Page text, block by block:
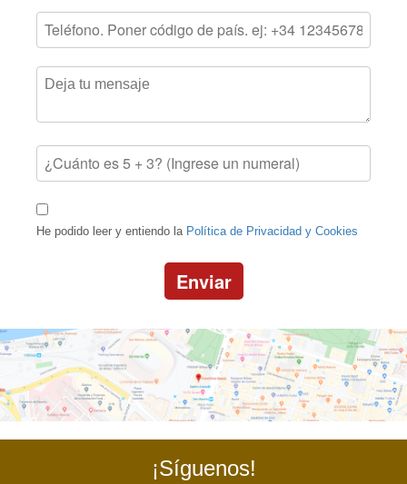
He podido leer y entiendo la Política de Privacidad y Cookies
Enviar
¡Síguenos!